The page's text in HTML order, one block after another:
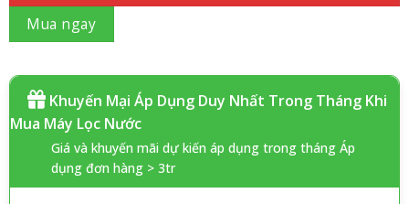
Mua ngay
Khuyến Mại Áp Dụng Duy Nhất Trong Tháng Khi
Mua Máy Lọc Nước
Giá và khuyến mãi dự kiến áp dụng trong tháng Áp
dụng đơn hàng > 3tr